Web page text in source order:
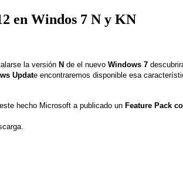
en Windos 7 N y KN
la versión N de el nuevo Windows 7
Update encontraremos disponible esa
hecho Microsoft a publicado un Feature Pack